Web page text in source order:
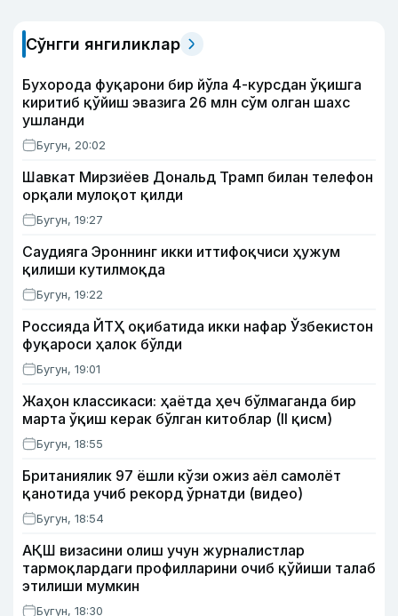
Сўнгги янгиликлар
Бухорода фуқарони бир йўла 4-курсдан ўқишга
киритиб қўйиш эвазига 26 млн сўм олган шахс
ушланди
Бугун, 20:02
Шавкат Мирзиёев Дональд Трамп билан телефон
орқали мулоқот қилди
Бугун, 19:27
Саудияга Эроннинг икки иттифоқчиси ҳужум
қилиши кутилмоқда
Бугун, 19:22
Россияда ЙТҲ оқибатида икки нафар Ўзбекистон
фуқароси ҳалок бўлди
Бугун, 19:01
Жаҳон классикаси: ҳаётда ҳеч бўлмаганда бир
марта ўқиш керак бўлган китоблар (II қисм)
Бугун, 18:55
Британиялик 97 ёшли кўзи ожиз аёл самолёт
қанотида учиб рекорд ўрнатди (видео)
Бугун, 18:54
АҚШ визасини олиш учун журналистлар
тармоқлардаги профилларини очиб қўйиши талаб
этилиши мумкин
Бугун, 18:30